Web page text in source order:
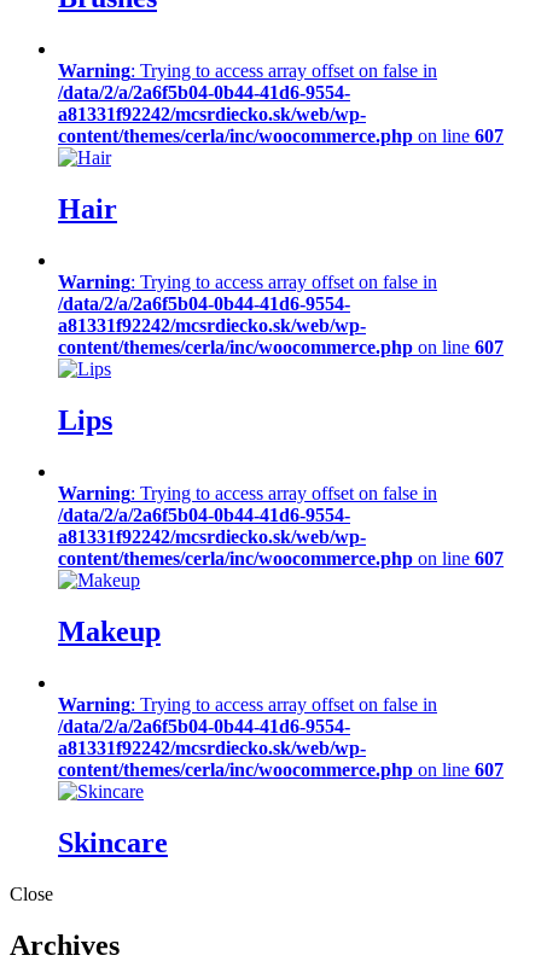
Warning: Trying to access array offset on false in
/data/2/a/2a6f5b04-0b44-41d6-9554-
a81331f92242/mcsrdiecko.sk/web/wp-
content/themes/cerla/inc/woocommerce.php on line 607
Hair
Warning: Trying to access array offset on false in
/data/2/a/2a6f5b04-0b44-41d6-9554-
a81331f92242/mcsrdiecko.sk/web/wp-
content/themes/cerla/inc/woocommerce.php on line 607
Lips
Warning: Trying to access array offset on false in
/data/2/a/2a6f5b04-0b44-41d6-9554-
a81331f92242/mcsrdiecko.sk/web/wp-
content/themes/cerla/inc/woocommerce.php on line 607
Makeup
Warning: Trying to access array offset on false in
/data/2/a/2a6f5b04-0b44-41d6-9554-
a81331f92242/mcsrdiecko.sk/web/wp-
content/themes/cerla/inc/woocommerce.php on line 607
Skincare
Close
Archives